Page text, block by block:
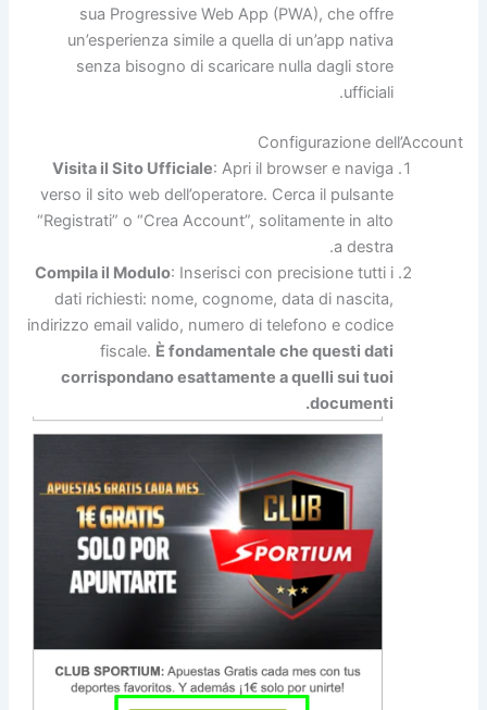
sua Progressive Web App (PWA), che offre
un’esperienza simile a quella di un’app nativa
senza bisogno di scaricare nulla dagli store
ufficiali.
Configurazione dell’Account
Visita il Sito Ufficiale : Apri il browser e naviga
verso il sito web dell’operatore. Cerca il pulsante
“Registrati” o “Crea Account”, solitamente in alto
a destra.
Compila il Modulo : Inserisci con precisione tutti i
dati richiesti: nome, cognome, data di nascita,
indirizzo email valido, numero di telefono e codice
fiscale.È fondamentale che questi dati
corrispondano esattamente a quelli sui tuoi
documenti.